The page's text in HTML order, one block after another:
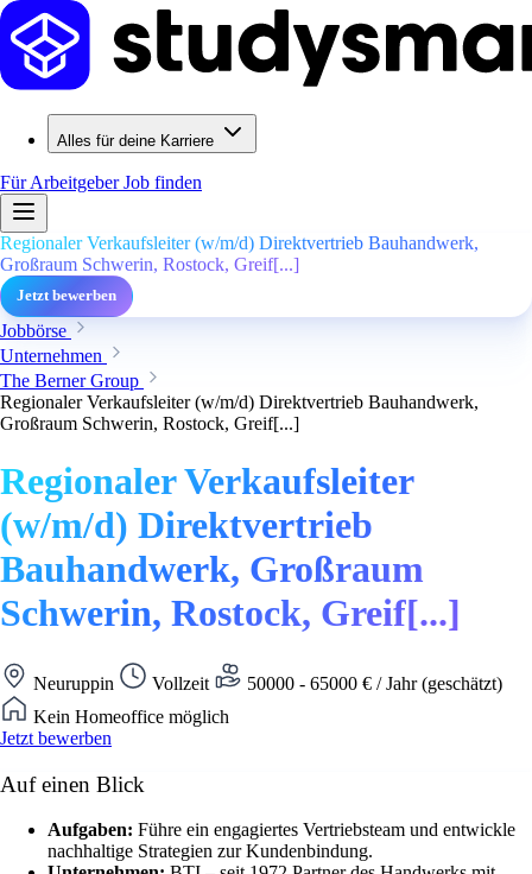
Alles für deine Karriere
Für ArbeitgeberJob finden
Regionaler Verkaufsleiter (w/m/d) Direktvertrieb Bauhandwerk,
Großraum Schwerin, Rostock, Greif[...]
Jetzt bewerben
Jobbörse
Unternehmen
The Berner Group
Regionaler Verkaufsleiter (w/m/d) Direktvertrieb Bauhandwerk,
Großraum Schwerin, Rostock, Greif[...]
Regionaler Verkaufsleiter
(w/m/d) Direktvertrieb
Bauhandwerk, Großraum
Schwerin, Rostock, Greif[...]
Neuruppin Vollzeit
50000 - 65000 € / Jahr (geschätzt)
Kein Homeoffice möglich
Jetzt bewerben
Auf einen Blick
Aufgaben: Führe ein engagiertes Vertriebsteam und entwickle
nachhaltige Strategien zur Kundenbindung.